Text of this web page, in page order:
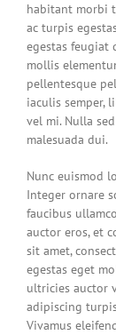
habitant morbi
ac turpis
egestas feugiat
mollis
pellentesque
iaculis semper,
vel mi. Nulla
malesuada dui.
Nunc euismod
Integer ornare
faucibus
auctor eros, et
sit amet,
egestas eget
ultricies auctor
adipiscing
Vivamus